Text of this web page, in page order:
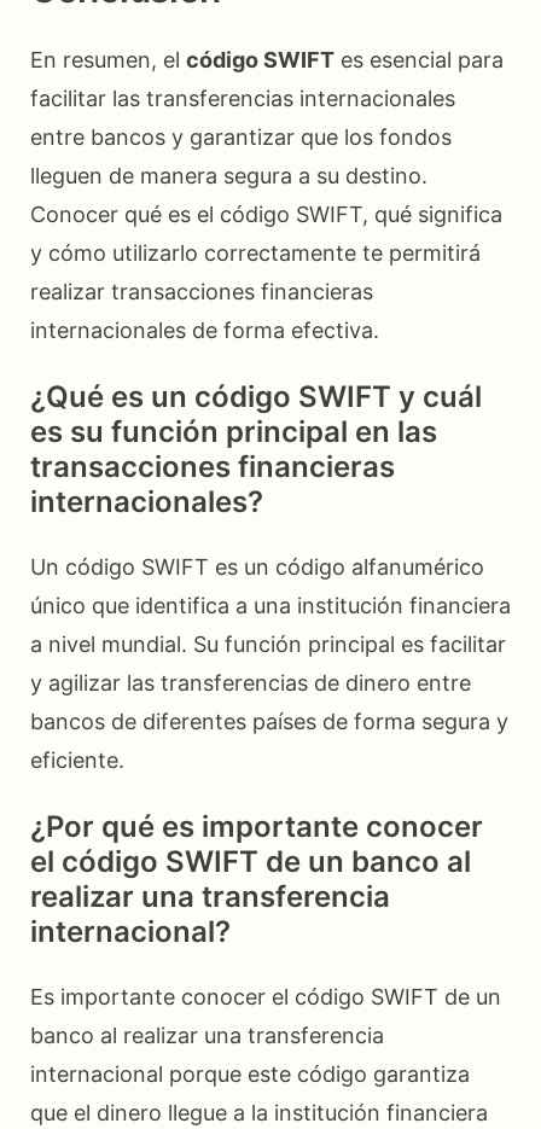
En resumen, el código SWIFT es esencial para
facilitar las transferencias internacionales
entre bancos y garantizar que los fondos
lleguen de manera segura a su destino.
Conocer qué es el código SWIFT, qué significa
y cómo utilizarlo correctamente te permitirá
realizar transacciones financieras
internacionales de forma efectiva.
¿Qué es un código SWIFT y cuál
es su función principal en las
transacciones financieras
internacionales?
Un código SWIFT es un código alfanumérico
único que identifica a una institución financiera
a nivel mundial. Su función principal es facilitar
y agilizar las transferencias de dinero entre
bancos de diferentes países de forma segura y
eficiente.
¿Por qué es importante conocer
el código SWIFT de un banco al
realizar una transferencia
internacional?
Es importante conocer el código SWIFT de un
banco al realizar una transferencia
internacional porque este código garantiza
que el dinero llegue a la institución financiera